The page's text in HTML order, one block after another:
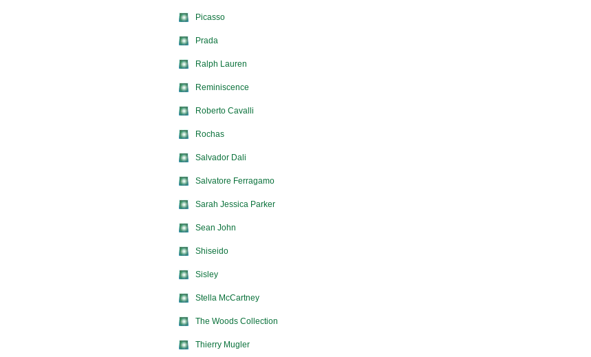
Picasso
Prada
Ralph Lauren
Reminiscence
Roberto Cavalli
Rochas
Salvador Dali
Salvatore Ferragamo
Sarah Jessica Parker
Sean John
Shiseido
Sisley
Stella McCartney
The Woods Collection
Thierry Mugler